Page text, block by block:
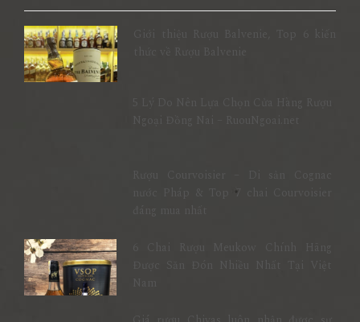
nước Pháp & Top 7 chai Courvoisier